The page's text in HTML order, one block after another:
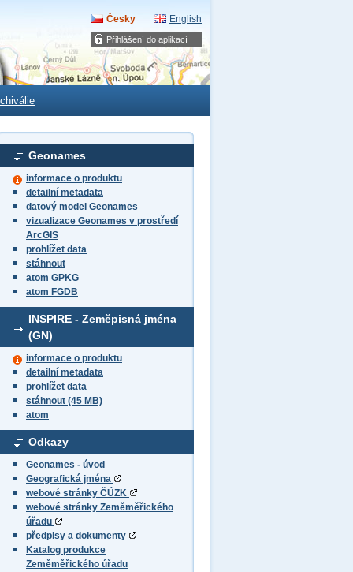
Přihlášení do aplikací
Česky English
Geonames
informace o produktu
detailní metadata
datový model Geonames
vizualizace Geonames v prostředí
ArcGIS
prohlížet data
stáhnout
atom GPKG
atom FGDB
INSPIRE - Zeměpisná jména
(GN)
informace o produktu
detailní metadata
prohlížet data
stáhnout (45 MB)
atom
Odkazy
Geonames - úvod
Geografická jména
webové stránky ČÚZK
webové stránky Zeměměřického
úřadu
předpisy a dokumenty
Katalog produkce
Zeměměřického úřadu